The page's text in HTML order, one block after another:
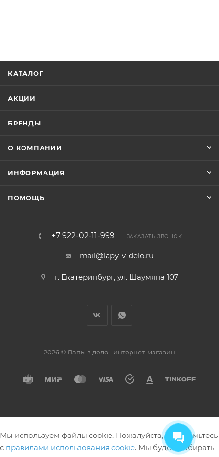
КАТАЛОГ
АКЦИИ
БРЕНДЫ
О КОМПАНИИ
ИНФОРМАЦИЯ
ПОМОЩЬ
+7 922-02-11-999 ЗАКАЗАТЬ ЗВОНОК
mail@lapy-v-delo.ru
г. Екатеринбург, ул. Шаумяна 107
2026 © Лапы в дело - интернет-магазин
Мы используем файлы cookie. Пожалуйста, ознакомьтесь
с правилами использования cookie. Мы будем собирать